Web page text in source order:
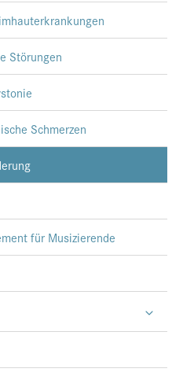
Störungen
Schmerzen
für Musizierende